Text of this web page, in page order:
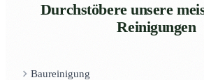
Durchstöbere unsere
Reinigungen
Baureinigung